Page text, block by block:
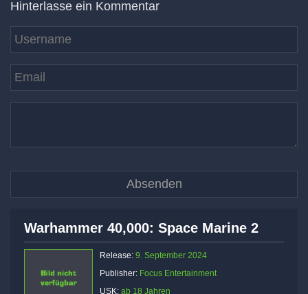
Hinterlasse ein Kommentar
Warhammer 40,000: Space Marine 2
Release: 9. September 2024
Publisher: Focus Entertainment
USK: ab 18 Jahren